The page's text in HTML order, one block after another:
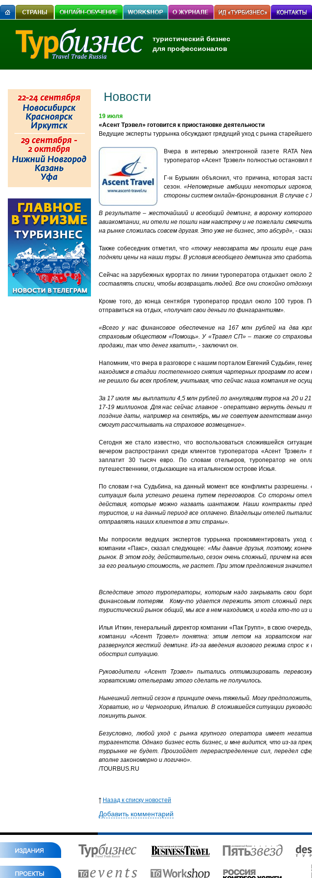
туристический бизнес
для профессионалов
Новости
19 июля
«Асент Трэвел» готовится к приостановке деятельности
Ведущие эксперты туррынка обсуждают грядущий уход с рынка
Вчера в интервью электронной газете RATA
туроператор «Асент Трэвел» полностью остановил
Г-н Бурыкин объяснил, что причина, которая
сезон.«Непомерные амбиции некоторых
стороны систем онлайн-бронирования. В случае с
В результате – жесточайший и всеобщий демпинг, в воронку
авиакомпании, ни отели не пошли нам навстречу и не пожелали
на рынке сложилась совсем другая. Это уже не бизнес, это абсурд», -
Также собеседник отметил, что «точку невозврата мы прошли еще
подняли цены на наши туры. В условия всеобщего демпинга это
Сейчас на зарубежных курортах по линии туроператора отдыхает около
составлять списки, чтобы возвращать людей. Все они спокойно
Кроме того, до конца сентября туроператор продал около 100
отправиться на отдых, «получат свои деньги по фингарантиям».
«Всего у нас финансовое обеспечение на 167 млн рублей на два
страховым обществом «Помощь». У «Травел СП» – также со
продажи, так что денег хватит», - заключил он.
Напомним, что вчера в разговоре с нашим порталом Евгений Судьбин,
находимся в стадии постепенного снятия чартерных программ по
не решило бы всех проблем, учитывая, что сейчас наша компания не
За 17 июля мы выплатили 4,5 млн рублей по аннуляциям туров на 20 и
17-19 миллионов. Для нас сейчас главное - оперативно вернуть
поздние даты, например на сентябрь, мы не советуем агентствам
смогут рассчитывать на страховое возмещение».
Сегодня же стало известно, что воспользоваться сложившейся
вечером распространил среди клиентов туроператора «Асент
заплатит 30 тысяч евро. По словам отельеров, туроператор не
путешественники, отдыхающие на итальянском острове Искья.
По словам г-на Судьбина, на данный момент все конфликты разрешены.
ситуация была успешно решена путем переговоров. Со стороны
действия, которые можно назвать шантажом. Наши контракты
туристов, и на данный период все оплачено. Владельцы отелей
отправлять наших клиентов в эти страны».
Мы попросили ведущих экспертов туррынка прокомментировать уход
компании «Пакс», сказал следующее: «Мы давние друзья, поэтому,
рынок. В этом году, действительно, сезон очень сложный, причем на
за его реальную стоимость, не растет. При этом предложения
Вследствие этого туроператоры, которым надо закрывать свои
финансовым потерям. Кому-то удается пережить этот сложный
туристический рынок общий, мы все в нем находимся, и когда кто-то из
Илья Иткин, генеральный директор компании «Пак Групп», в свою
компании «Асент Трэвел» понятна: этим летом на хорватском
развернулся жесткий демпинг. Из-за введения визового режима
обострил ситуацию.
Руководители «Асент Трэвел» пытались оптимизировать
хорватскими отельерами этого сделать не получилось.
Нынешний летний сезон в принципе очень тяжелый. Могу
Хорватию, но и Черногорию, Италию. В сложившейся ситуации
покинуть рынок.
Безусловно, любой уход с рынка крупного оператора имеет
турагентств. Однако бизнес есть бизнес, и мне видится, что из-за
туррынке не будет. Произойдет перераспределение сил, передел
вполне закономерно и логично».
/TOURBUS.RU
Назад к списку новостей
Добавить комментарий